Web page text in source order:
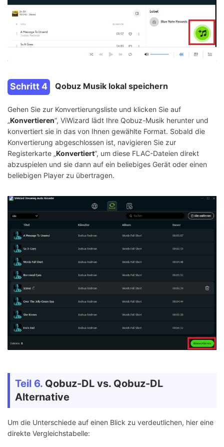
Schritt 4 Qobuz Musik lokal speichern
Gehen Sie zur Konvertierungsliste und klicken Sie auf
„Konvertieren“, ViWizard lädt Ihre Qobuz-Musik herunter und
konvertiert sie in das von Ihnen gewählte Format. Sobald die
Konvertierung abgeschlossen ist, navigieren Sie zur
Registerkarte „Konvertiert“, um diese FLAC-Dateien direkt
abzuspielen und sie dann auf ein beliebiges Gerät oder einen
beliebigen Player zu übertragen.
Teil 6. Qobuz-DL vs. Qobuz-DL
Alternative
Um die Unterschiede auf einen Blick zu verdeutlichen, hier eine
direkte Vergleichstabelle: